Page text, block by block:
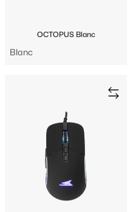
OCTOPUS Blanc
Blanc